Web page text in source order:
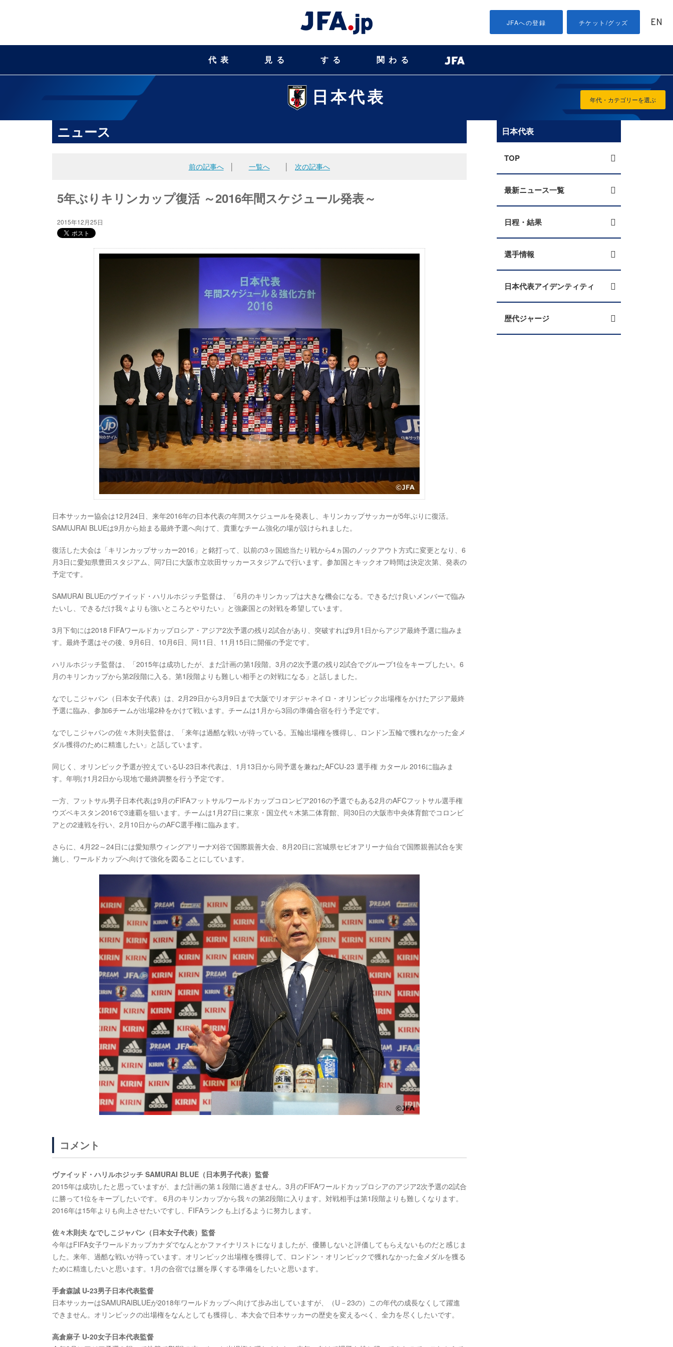
JFAへの登録 チケット/グッズ EN
代表 見る する 関わる
日本代表 年代・カテゴリーを選ぶ
ニュース
前の記事へ│ 一覧へ 次の記事へ
5年ぶりキリンカップ復活 ～2016年間スケジュール発表～
2015年12月25日
日本サッカー協会は12月24日、来年2016年の日本代表の年間スケジュールを発表し、キリンカップサッカーが5年ぶりに復活。
SAMUJRAI BLUEは9月から始まる最終予選へ向けて、貴重なチーム強化の場が設けられました。
復活した大会は「キリンカップサッカー2016」と銘打って、以前の3ヶ国総当たり戦から4ヵ国のノックアウト方式に変更となり、6
月3日に愛知県豊田スタジアム、同7日に大阪市立吹田サッカースタジアムで行います。参加国とキックオフ時間は決定次第、発表の
予定です。
SAMURAI BLUEのヴァイッド・ハリルホジッチ監督は、「6月のキリンカップは大きな機会になる。できるだけ良いメンバーで臨み
たいし、できるだけ我々よりも強いところとやりたい」と強豪国との対戦を希望しています。
3月下旬には2018 FIFAワールドカップロシア・アジア2次予選の残り2試合があり、突破すれば9月1日からアジア最終予選に臨みま
す。最終予選はその後、9月6日、10月6日、同11日、11月15日に開催の予定です。
ハリルホジッチ監督は、「2015年は成功したが、まだ計画の第1段階。3月の2次予選の残り2試合でグループ1位をキープしたい。6
月のキリンカップから第2段階に入る。第1段階よりも難しい相手との対戦になる」と話しました。
なでしこジャパン（日本女子代表）は、2月29日から3月9日まで大阪でリオデジャネイロ・オリンピック出場権をかけたアジア最終
予選に臨み、参加6チームが出場2枠をかけて戦います。チームは1月から3回の準備合宿を行う予定です。
なでしこジャパンの佐々木則夫監督は、「来年は過酷な戦いが待っている。五輪出場権を獲得し、ロンドン五輪で獲れなかった金メ
ダル獲得のために精進したい」と話しています。
同じく、オリンピック予選が控えているU-23日本代表は、1月13日から同予選を兼ねたAFCU-23 選手権 カタール 2016に臨みま
す。年明け1月2日から現地で最終調整を行う予定です。
一方、フットサル男子日本代表は9月のFIFAフットサルワールドカップコロンビア2016の予選でもある2月のAFCフットサル選手権
ウズベキスタン2016で3連覇を狙います。チームは1月27日に東京・国立代々木第二体育館、同30日の大阪市中央体育館でコロンビ
アとの2連戦を行い、2月10日からのAFC選手権に臨みます。
さらに、4月22～24日には愛知県ウィングアリーナ刈谷で国際親善大会、8月20日に宮城県セビオアリーナ仙台で国際親善試合を実
施し、ワールドカップへ向けて強化を図ることにしています。
コメント
ヴァイッド・ハリルホジッチ SAMURAI BLUE（日本男子代表）監督
2015年は成功したと思っていますが、まだ計画の第１段階に過ぎません。3月のFIFAワールドカップロシアのアジア2次予選の2試合
に勝って1位をキープしたいです。 6月のキリンカップから我々の第2段階に入ります。対戦相手は第1段階よりも難しくなります。
2016年は15年よりも向上させたいですし、FIFAランクも上げるように努力します。
佐々木則夫 なでしこジャパン（日本女子代表）監督
今年はFIFA女子ワールドカップカナダでなんとかファイナリストになりましたが、優勝しないと評価してもらえないものだと感じま
した。来年、過酷な戦いが待っています。オリンピック出場権を獲得して、ロンドン・オリンピックで獲れなかった金メダルを獲る
ために精進したいと思います。1月の合宿では層を厚くする準備をしたいと思います。
手倉森誠 U-23男子日本代表監督
日本サッカーはSAMURAIBLUEが2018年ワールドカップへ向けて歩み出していますが、（U－23の）この年代の成長なくして躍進
できません。オリンピックの出場権をなんとしても獲得し、本大会で日本サッカーの歴史を変えるべく、全力を尽くしたいです。
高倉麻子 U-20女子日本代表監督
日本代表
TOP
最新ニュース一覧
日程・結果
選手情報
日本代表アイデンティティ
歴代ジャージ